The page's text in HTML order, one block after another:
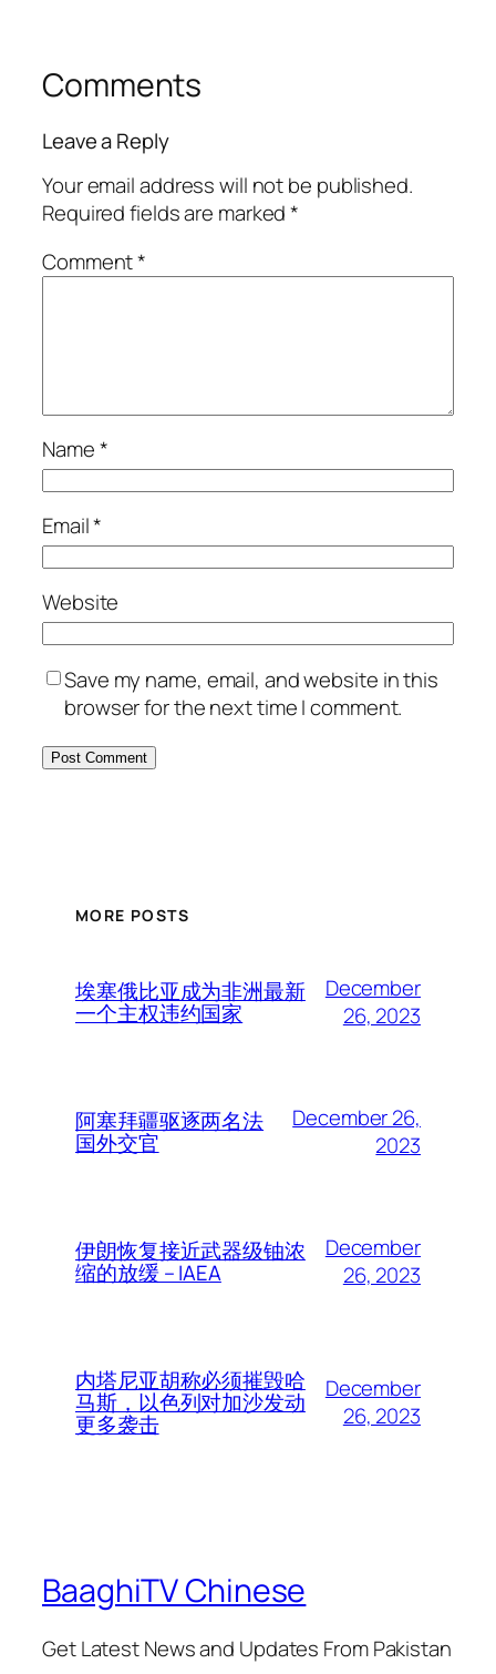
Comments
Leave a Reply
Your email address will not be published.
Required fields are marked*
Comment*
Name*
Email*
Website
Save my name, email, and website in this
browser for the next time I comment.
MORE POSTS
埃塞俄比亚成为非洲最新
一个主权违约国家
December
26, 2023
阿塞拜疆驱逐两名法
国外交官
December 26,
2023
伊朗恢复接近武器级铀浓
缩的放缓 – IAEA
December
26, 2023
内塔尼亚胡称必须摧毁哈
马斯，以色列对加沙发动
更多袭击
December
26, 2023
BaaghiTV Chinese
Get Latest News and Updates From Pakistan